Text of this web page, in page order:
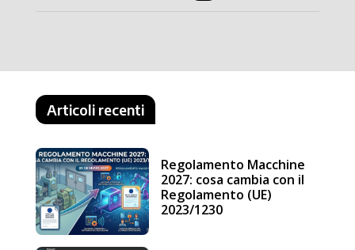
Articoli recenti
Regolamento Macchine
2027: cosa cambia con il
Regolamento (UE)
2023/1230